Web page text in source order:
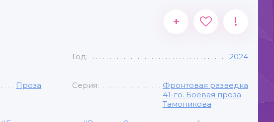
+ !
Год: 2024
Проза Серия:
Фронтовая разведка
41-го. Боевая проза
Тамоникова